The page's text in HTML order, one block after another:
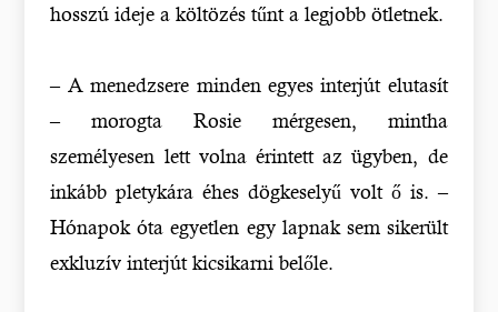
hosszú ideje a költözés tűnt a legjobb ötletnek.
– A menedzsere minden egyes interjút elutasít
– morogta Rosie mérgesen, mintha
személyesen lett volna érintett az ügyben, de
inkább pletykára éhes dögkeselyű volt ő is. –
Hónapok óta egyetlen egy lapnak sem sikerült
exkluzív interjút kicsikarni belőle.